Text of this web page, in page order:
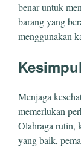
benar untuk
barang yang
menggunakan
Menjaga
memerlukan
Olahraga rutin,
yang baik,